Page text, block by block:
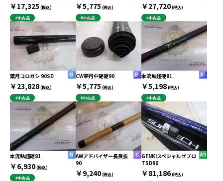
￥17,325 (税込)
#中古品
￥5,775 (税込)
#中古品
￥27,720(税込)
#中古品
葉月コロガシ 90SD
￥23,828(税込)
#中古品
CW夢月中硬硬90
￥5,775 (税込)
#中古品
本流鮎超硬81
￥5,198(税込)
#中古品
本流鮎超硬81
￥6,930(税込)
#中古品
AWアドバイザー長良抜
90
￥9,240(税込)
GENKIスペシャルゼプロ
TSD90
￥81,186(税込)